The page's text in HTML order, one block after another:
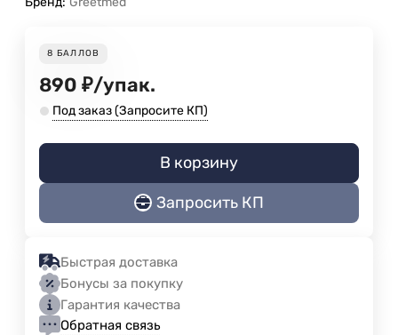
8 БАЛЛОВ
890 ₽/упак.
Под заказ (Запросите КП)
В корзину
Запросить КП
Быстрая доставка
Бонусы за покупку
Гарантия качества
Обратная связь